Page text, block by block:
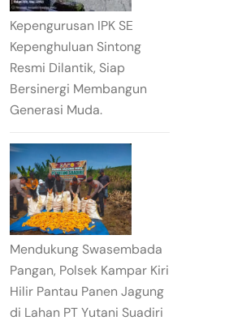
Kepengurusan IPK SE
Kepenghuluan Sintong
Resmi Dilantik, Siap
Bersinergi Membangun
Generasi Muda.
Mendukung Swasembada
Pangan, Polsek Kampar Kiri
Hilir Pantau Panen Jagung
di Lahan PT Yutani Suadiri